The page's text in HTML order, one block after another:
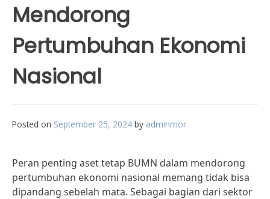
Mendorong
Pertumbuhan Ekonomi
Nasional
Posted on September 25, 2024 by adminmor
Peran penting aset tetap BUMN dalam mendorong
pertumbuhan ekonomi nasional memang tidak bisa
dipandang sebelah mata. Sebagai bagian dari sektor